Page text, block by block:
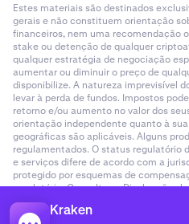
Kraken
Estes materiais são destinados
gerais e não constituem orientação
financeiros, nem uma recomendação
stake ou detenção de qualquer
qualquer estratégia de negociação
aumentar ou diminuir o preço de
disponibilize. A natureza imprevisível
levar à perda de fundos. Impostos
retorno e/ou aumento no valor dos
orientação independente quanto à
geográficas são aplicáveis. Alguns
regulamentados. O status regulatório
e serviços difere de acordo com a
protegido por esquemas de
regulatória. Consulte as Divulgações